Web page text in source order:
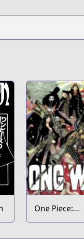
One Piece:
Strong World